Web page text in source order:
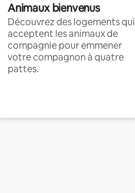
Animaux bienvenus
Découvrez des logements qui
acceptent les animaux de
compagnie pour emmener
votre compagnon à quatre
pattes.